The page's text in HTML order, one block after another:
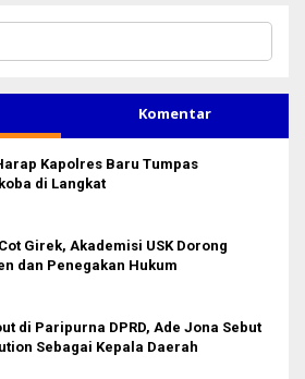
Komentar
Kapolres Baru Tumpas
di Langkat
Girek, Akademisi USK Dorong
dan Penegakan Hukum
di Paripurna DPRD, Ade Jona Sebut
Sebagai Kepala Daerah